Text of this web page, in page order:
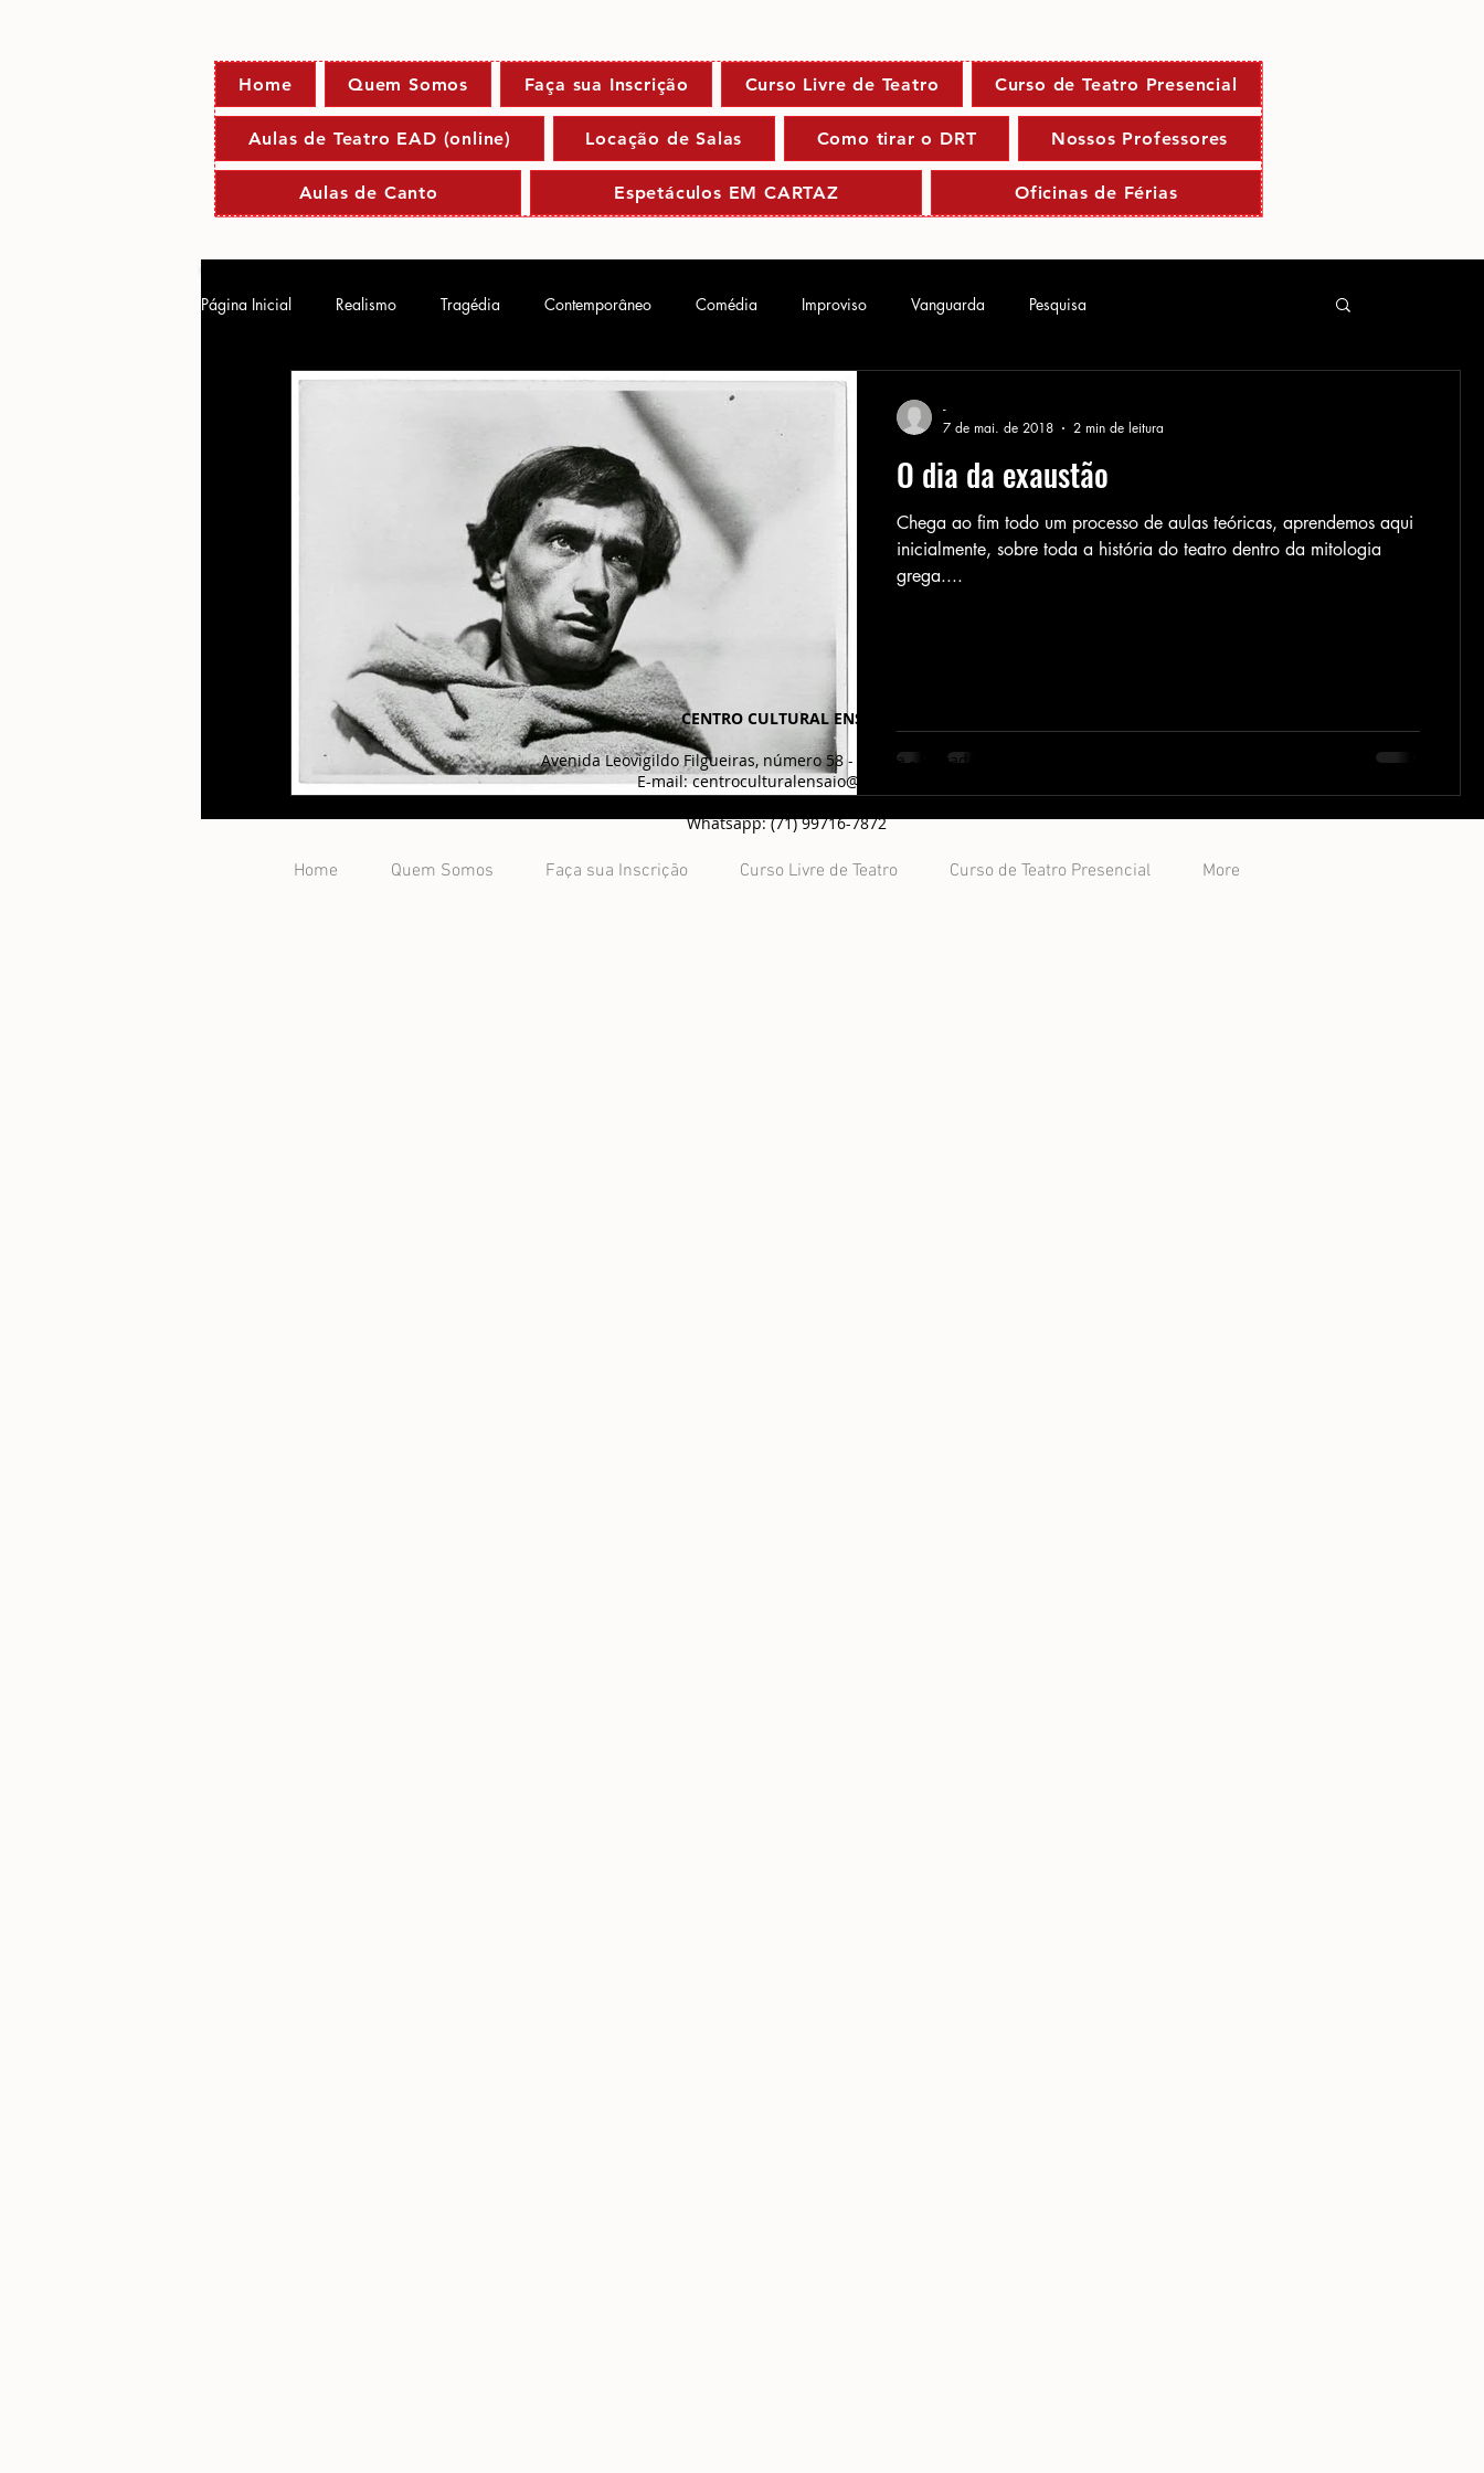
Home Quem Somos Faça sua Inscrição Curso Livre de Teatro Curso de Teatro Presencial
Aulas de Teatro EAD (online) Locação de Salas Como tirar o DRT Nossos Professores
Aulas de Canto Espetáculos EM CARTAZ Oficinas de Férias
Página Inicial Realismo Tragédia Contemporâneo Comédia Improviso Vanguarda Pesquisa
O dia da exaustão
Chega ao fim todo um processo de aulas teóricas, aprendemos aqui
inicialmente, sobre toda a história do teatro dentro da mitologia
grega....
-
7 de mai. de 2018
2 min de leitura
Home Quem Somos Faça sua Inscrição Curso Livre de Teatro Curso de Teatro Presencial More
CENTRO CULTURAL ENSAIO
Avenida Leovigildo Filgueiras, número 58 - Garcia - Salvador/Bahia
E-mail:centroculturalensaio@gmail.com
Telefones: (71) 3018-7122 | (71) 3328-3628
Whatsapp: (71) 99716-7872